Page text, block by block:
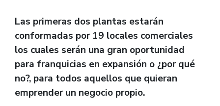
Las primeras dos plantas estarán
conformadas por 19 locales comerciales
los cuales serán una gran oportunidad
para franquicias en expansión o ¿por qué
no?, para todos aquellos que quieran
emprender un negocio propio.